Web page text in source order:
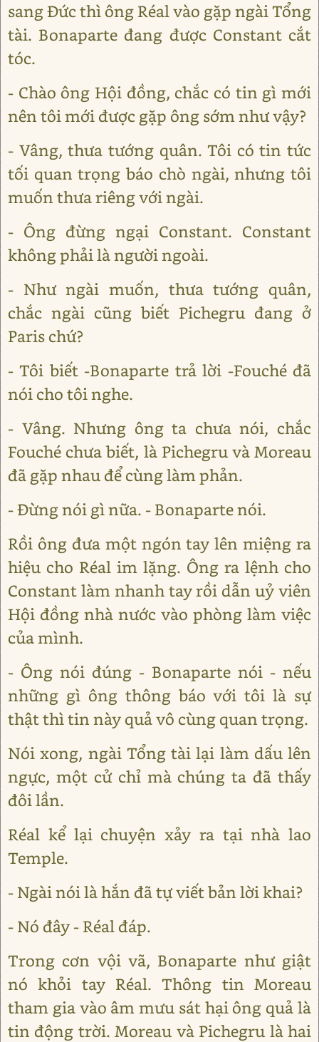
sang Đức thì ông Réal vào gặp ngài Tổng
tài. Bonaparte đang được Constant cắt
tóc.
- Chào ông Hội đồng, chắc có tin gì mới
nên tôi mới được gặp ông sớm như vậy?
- Vâng, thưa tướng quân. Tôi có tin tức
tối quan trọng báo chò ngài, nhưng tôi
muốn thưa riêng với ngài.
- Ông đừng ngại Constant. Constant
không phải là người ngoài.
- Như ngài muốn, thưa tướng quân,
chắc ngài cũng biết Pichegru đang ở
Paris chứ?
- Tôi biết -Bonaparte trả lời -Fouché đã
nói cho tôi nghe.
- Vâng. Nhưng ông ta chưa nói, chắc
Fouché chưa biết, là Pichegru và Moreau
đã gặp nhau để cùng làm phản.
- Đừng nói gì nữa. - Bonaparte nói.
Rồi ông đưa một ngón tay lên miệng ra
hiệu cho Réal im lặng. Ông ra lệnh cho
Constant làm nhanh tay rồi dẫn uỷ viên
Hội đồng nhà nước vào phòng làm việc
của mình.
- Ông nói đúng - Bonaparte nói - nếu
những gì ông thông báo với tôi là sự
thật thì tin này quả vô cùng quan trọng.
Nói xong, ngài Tổng tài lại làm dấu lên
ngực, một cử chỉ mà chúng ta đã thấy
đôi lần.
Réal kể lại chuyện xảy ra tại nhà lao
Temple.
- Ngài nói là hắn đã tự viết bản lời khai?
- Nó đây - Réal đáp.
Trong cơn vội vã, Bonaparte như giật
nó khỏi tay Réal. Thông tin Moreau
tham gia vào âm mưu sát hại ông quả là
tin động trời. Moreau và Pichegru là hai